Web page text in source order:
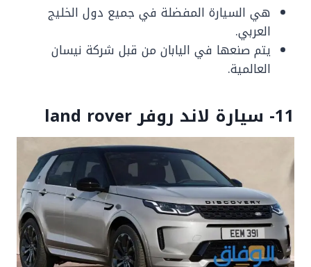
هي السيارة المفضلة في جميع دول الخليج
العربي.
يتم صنعها في اليابان من قبل شركة نيسان
العالمية.
11- سيارة لاند روفر land rover